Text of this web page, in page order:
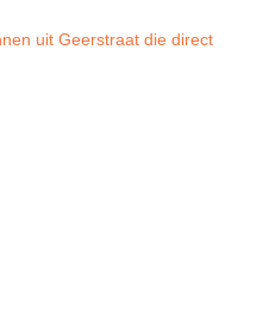
uit Geerstraat die direct